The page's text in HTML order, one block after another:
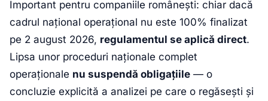
Important pentru companiile românești: chiar dacă
cadrul național operațional nu este 100% finalizat
pe 2 august 2026, regulamentul se aplică direct.
Lipsa unor proceduri naționale complet
operaționale nu suspendă obligațiile — o
concluzie explicită a analizei pe care o regăsești și